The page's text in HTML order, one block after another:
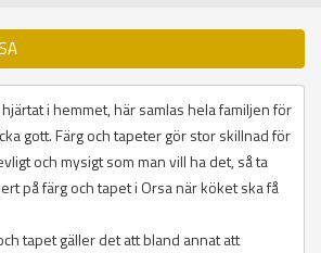
i hemmet, här samlas hela familjen för
gott. Färg och tapeter gör stor skillnad för
och mysigt som man vill ha det, så ta
på färg och tapet i Orsa när köket ska få
tapet gäller det att bland annat att